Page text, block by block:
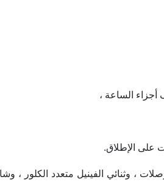
الساعة ،
، وثنائي الفينيل متعدد الكلور ،